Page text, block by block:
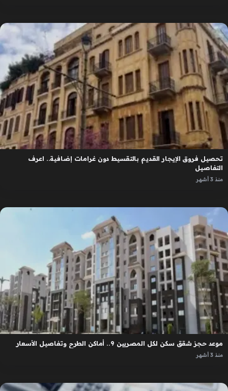
تحصيل فروق الإيجار القديم بالتقسيط دون غرامات إضافية.. اعرف
التفاصيل
منذ 3 أشهر
موعد حجز شقق سكن لكل المصريين 9.. أماكن الطرح وتفاصيل الأسعار
منذ 3 أشهر